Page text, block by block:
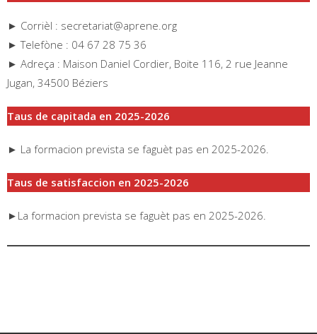
► Corrièl : secretariat@aprene.org
► Telefòne : 04 67 28 75 36
► Adreça : Maison Daniel Cordier, Boite 116, 2 rue Jeanne
Jugan, 34500 Béziers
Taus de capitada en 2025-2026
► La formacion prevista se faguèt pas en 2025-2026.
Taus de satisfaccion en 2025-2026
►La formacion prevista se faguèt pas en 2025-2026.